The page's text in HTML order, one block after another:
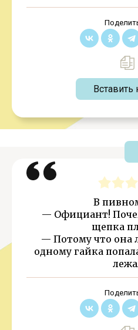
Вставить
В
— Официант!
щепка
— Потому что она
одному гайка